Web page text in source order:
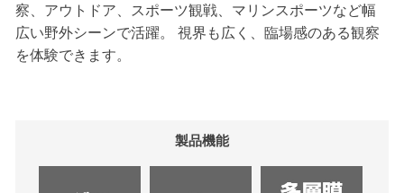
察、アウトドア、スポーツ観戦、マリンスポーツなど幅
広い野外シーンで活躍。 視界も広く、臨場感のある観察
を体験できます。
製品機能